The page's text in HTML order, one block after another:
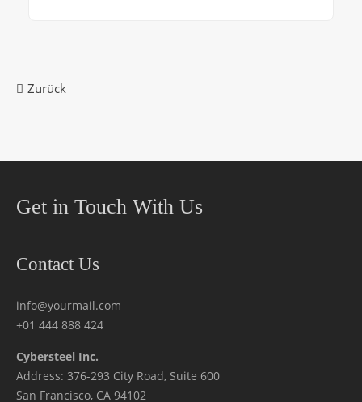
Zurück
Get in Touch With Us
Contact Us
info@yourmail.com
+01 444 888 424
Cybersteel Inc.
Address: 376-293 City Road, Suite 600
San Francisco, CA 94102